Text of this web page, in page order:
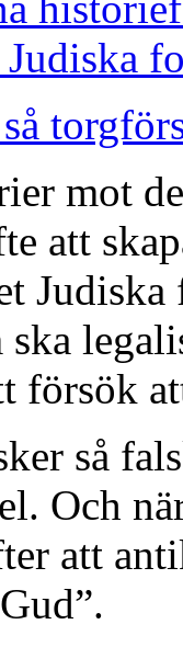
mot
att
försök
så
Och
att